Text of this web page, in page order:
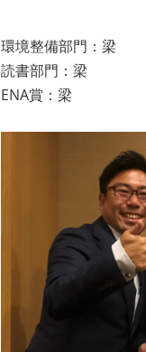
環境整備部門：梁
読書部門：梁
ENA賞：梁